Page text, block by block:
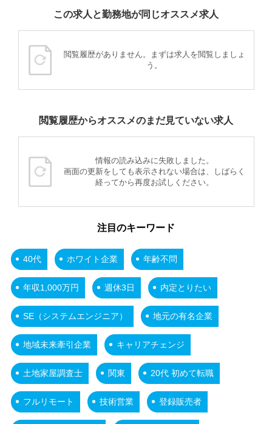
この求人と勤務地が同じオススメ求人
閲覧履歴がありません。まずは求人を閲覧しましょ
う。
閲覧履歴からオススメのまだ見ていない求人
情報の読み込みに失敗しました。
画面の更新をしても表示されない場合は、しばらく
経ってから再度お試しください。
注目のキーワード
40代 ホワイト企業 年齢不問
年収1,000万円 週休3日 内定とりたい
SE（システムエンジニア） 地元の有名企業
地域未来牽引企業 キャリアチェンジ
土地家屋調査士 関東 20代 初めて転職
フルリモート 技術営業 登録販売者